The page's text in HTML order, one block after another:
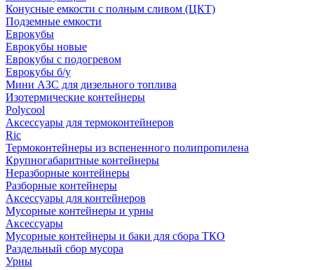
Конусные емкости с полным сливом (ЦКТ)
Подземные емкости
Еврокубы
Еврокубы новые
Еврокубы с подогревом
Еврокубы б/у
Мини АЗС для дизельного топлива
Изотермические контейнеры
Polycool
Аксессуары для термоконтейнеров
Ric
Термоконтейнеры из вспененного полипропилена
Крупногабаритные контейнеры
Неразборные контейнеры
Разборные контейнеры
Аксессуары для контейнеров
Мусорные контейнеры и урны
Аксессуары
Мусорные контейнеры и баки для сбора ТКО
Раздельный сбор мусора
Урны